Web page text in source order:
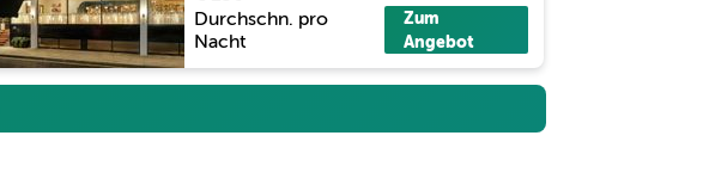
Durchschn. pro
Nacht
Zum
Angebot